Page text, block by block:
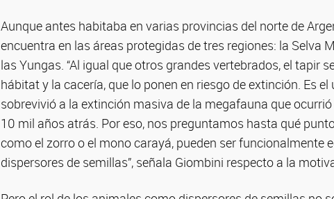
Aunque antes habitaba en varias provincias del norte de
encuentra en las áreas protegidas de tres regiones: la Selva
las Yungas. “Al igual que otros grandes vertebrados, el tapir
hábitat y la cacería, que lo ponen en riesgo de extinción. Es
sobrevivió a la extinción masiva de la megafauna que
10 mil años atrás. Por eso, nos preguntamos hasta qué
como el zorro o el mono carayá, pueden ser funcionalmente
dispersores de semillas”, señala Giombini respecto a la